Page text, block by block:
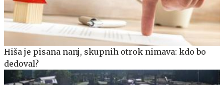
Hiša je pisana nanj, skupnih otrok nimava: kdo bo
dedoval?